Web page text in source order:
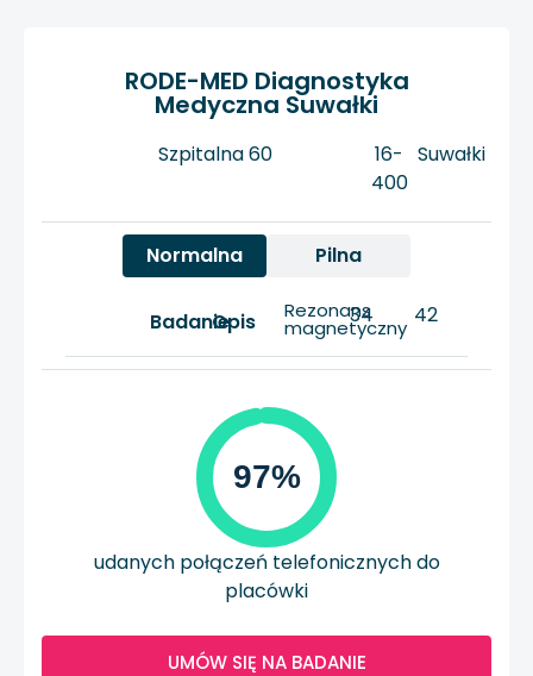
RODE-MED Diagnostyka
Medyczna Suwałki
Szpitalna 60
16-
400
Suwałki
Normalna Pilna
BadanieOpis Rezonans
magnetyczny
34 42
97%
udanych połączeń telefonicznych do
placówki
UMÓW SIĘ NA BADANIE